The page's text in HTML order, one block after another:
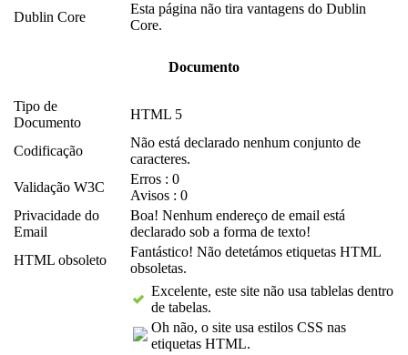
Dublin Core
Esta página não tira vantagens do Dublin
Core.
Documento
Tipo de
Documento
HTML 5
Codificação
Não está declarado nenhum conjunto de
caracteres.
Validação W3C
Erros : 0
Avisos : 0
Privacidade do
Email
Boa! Nenhum endereço de email está
declarado sob a forma de texto!
HTML obsoleto
Fantástico! Não detetámos etiquetas HTML
obsoletas.
Excelente, este site não usa tablelas dentro
de tabelas.
Oh não, o site usa estilos CSS nas
etiquetas HTML.